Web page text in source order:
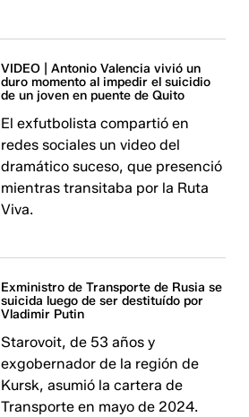
VIDEO | Antonio Valencia vivió un
duro momento al impedir el suicidio
de un joven en puente de Quito
El exfutbolista compartió en
redes sociales un video del
dramático suceso, que presenció
mientras transitaba por la Ruta
Viva.
Exministro de Transporte de Rusia se
suicida luego de ser destituído por
Vladimir Putin
Starovoit, de 53 años y
exgobernador de la región de
Kursk, asumió la cartera de
Transporte en mayo de 2024.